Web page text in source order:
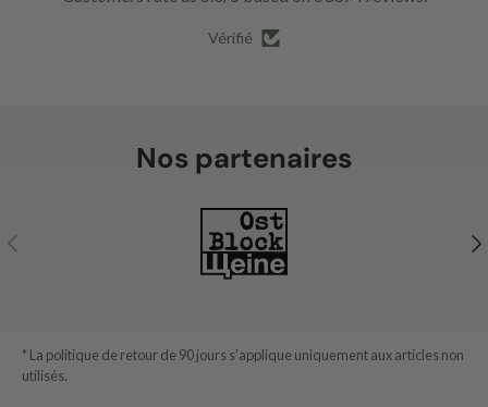
Vérifié
Nos partenaires
Précédent
* La politique de retour de 90 jours s'applique uniquement aux articles non
utilisés.